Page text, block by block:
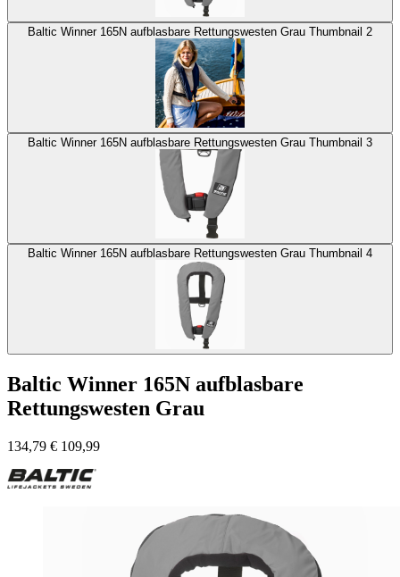
Baltic Winner 165N aufblasbare Rettungswesten Grau Thumbnail 2
Baltic Winner 165N aufblasbare Rettungswesten Grau Thumbnail 3
Baltic Winner 165N aufblasbare Rettungswesten Grau Thumbnail 4
Baltic Winner 165N aufblasbare
Rettungswesten Grau
134,79 € 109,99